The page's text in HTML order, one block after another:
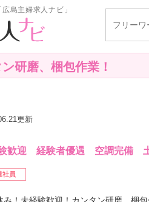
島主婦求人ナビ」
研磨、梱包作業！
更新
歓迎 経験者優遇 空調完備
社員